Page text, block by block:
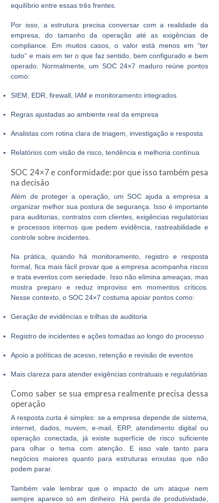
equilíbrio entre essas três frentes.
Por isso, a estrutura precisa conversar com a realidade da
empresa, do tamanho da operação até as exigências de
compliance. Em muitos casos, o valor está menos em “ter
tudo” e mais em ter o que faz sentido, bem configurado e bem
operado. Normalmente, um SOC 24×7 maduro reúne pontos
como:
SIEM, EDR, firewall, IAM e monitoramento integrados
Regras ajustadas ao ambiente real da empresa
Analistas com rotina clara de triagem, investigação e resposta
Relatórios com visão de risco, tendência e melhoria contínua
SOC 24×7 e conformidade: por que isso também pesa
na decisão
Além de proteger a operação, um SOC ajuda a empresa a
organizar melhor sua postura de segurança. Isso é importante
para auditorias, contratos com clientes, exigências regulatórias
e processos internos que pedem evidência, rastreabilidade e
controle sobre incidentes.
Na prática, quando há monitoramento, registro e resposta
formal, fica mais fácil provar que a empresa acompanha riscos
e trata eventos com seriedade. Isso não elimina ameaças, mas
mostra preparo e reduz improviso em momentos críticos.
Nesse contexto, oSOC 24×7costuma apoiar pontos como:
Geração de evidências e trilhas de auditoria
Registro de incidentes e ações tomadas ao longo do processo
Apoio a políticas de acesso, retenção e revisão de eventos
Mais clareza para atender exigências contratuais e regulatórias
Como saber se sua empresa realmente precisa dessa
operação
A resposta curta é simples: se a empresa depende de sistema,
internet, dados, nuvem, e-mail, ERP, atendimento digital ou
operação conectada, já existe superfície de risco suficiente
para olhar o tema com atenção. E isso vale tanto para
negócios maiores quanto para estruturas enxutas que não
podem parar.
Também vale lembrar que o impacto de um ataque nem
sempre aparece só em dinheiro. Há perda de produtividade,